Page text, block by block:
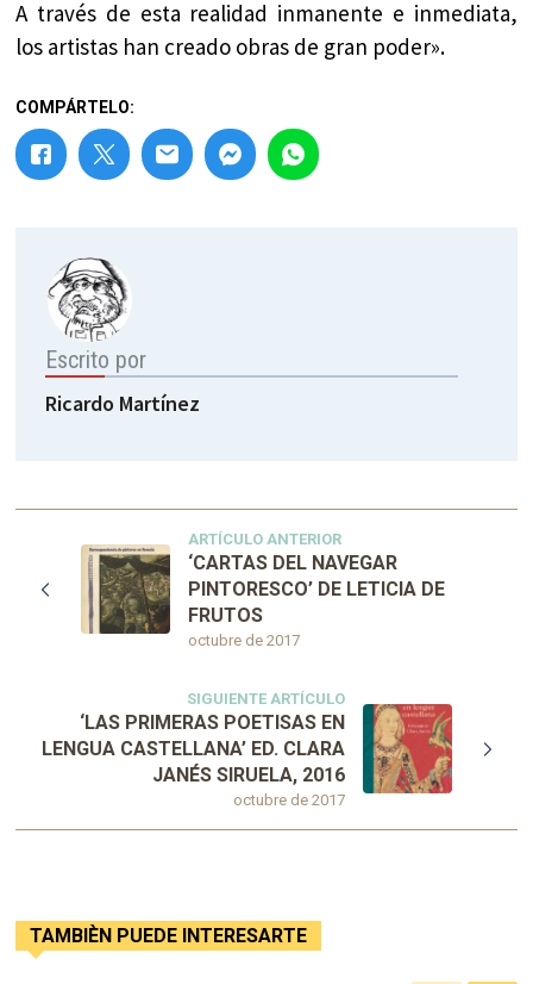
A través de esta realidad inmanente e inmediata,
los artistas han creado obras de gran poder».
COMPÁRTELO:
Escrito por
Ricardo Martínez
ARTÍCULO ANTERIOR
octubre de 2017
‘CARTAS DEL NAVEGAR
PINTORESCO’ DE LETICIA DE
FRUTOS
SIGUIENTE ARTÍCULO
octubre de 2017
‘LAS PRIMERAS POETISAS EN
LENGUA CASTELLANA’ ED. CLARA
JANÉS SIRUELA, 2016
TAMBIÈN PUEDE INTERESARTE